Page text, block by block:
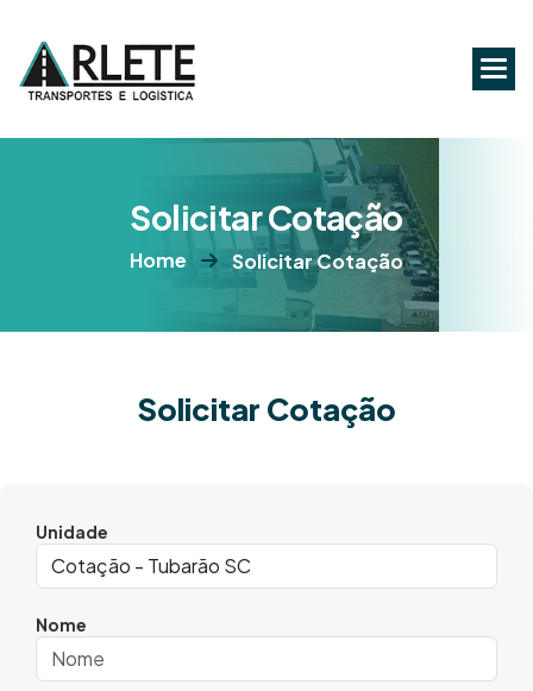
SolicitarCotação
Home Solicitar Cotação
Solicitar Cotação
Unidade
Nome